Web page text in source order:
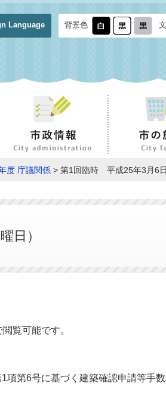
Language 背景色
度 庁議関係 > 第1回臨時 平成25年3月6日
日）
覧可能です。
第6号に基づく建築確認申請等手